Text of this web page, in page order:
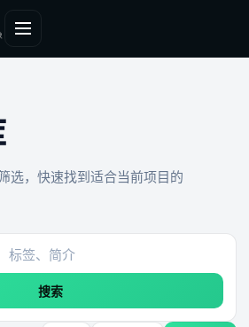
选，快速找到适合当前项目的
搜索